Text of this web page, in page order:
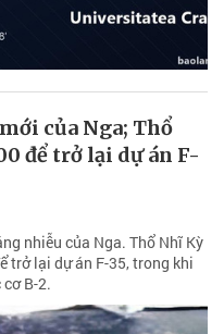
của Nga; Thổ
để trở lại dự án F-
nhiễu của Nga. Thổ Nhĩ Kỳ
trở lại dự án F-35, trong khi
B-2.